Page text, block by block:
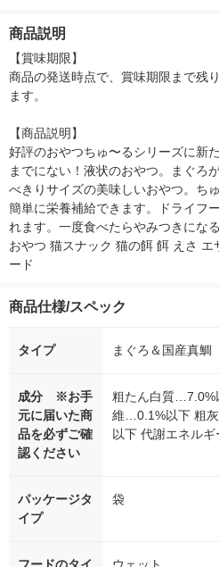
商品説明
【賞味期限】
商品の発送時点で、賞味期限まで残
ます。
【商品説明】
好評のおやつちゅ〜るシリーズに新
までにない！液状のおやつ。まぐろ
べきりサイズの美味しいおやつ。ち
簡単に栄養補給できます。ドライフ
れます。一度食べたらやみつきにな
おやつ 猫スナック 猫の餌 餌 えさ
ード
商品仕様/スペック
タイプ まぐろ＆国産真鯛
成分 ※お手
元に届いた商
品を必ずご確
認ください
粗たん白質…7.0%
維…0.1%以下 粗
以下 代謝エネル
パッケージタ
イプ
袋